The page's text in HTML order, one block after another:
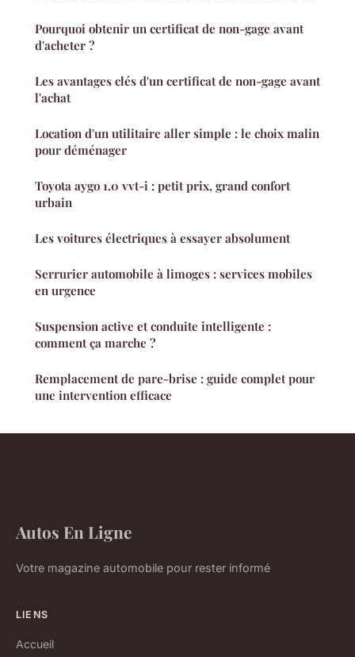
Pourquoi obtenir un certificat de non-gage avant
d'acheter ?
Les avantages clés d'un certificat de non-gage avant
l'achat
Location d'un utilitaire aller simple : le choix malin
pour déménager
Toyota aygo 1.0 vvt-i : petit prix, grand confort
urbain
Les voitures électriques à essayer absolument
Serrurier automobile à limoges : services mobiles
en urgence
Suspension active et conduite intelligente :
comment ça marche ?
Remplacement de pare-brise : guide complet pour
une intervention efficace
Autos En Ligne
Votre magazine automobile pour rester informé
LIENS
Accueil